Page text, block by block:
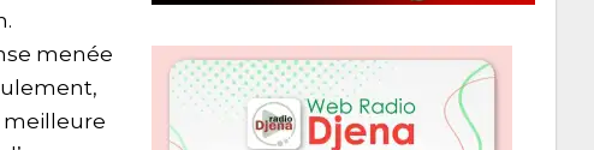
menée
meilleure